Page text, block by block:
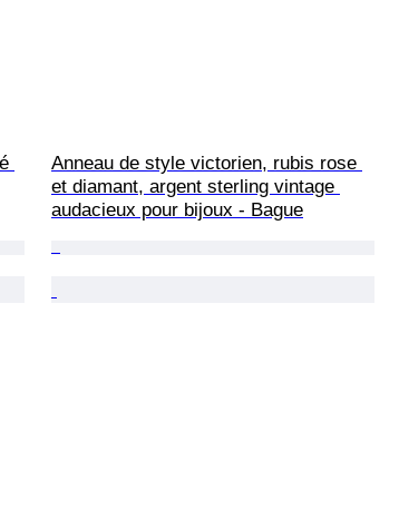
Anneau de style victorien, rubis rose
et diamant, argent sterling vintage
audacieux pour bijoux - Bague